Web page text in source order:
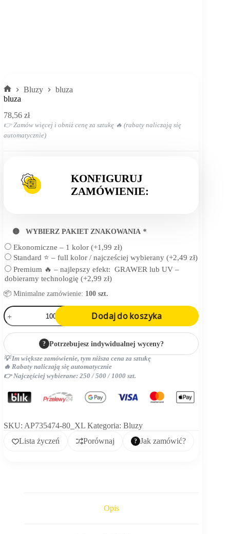
Strona
Bluzy
bluza
bluza
78,56 zł
👉 Zamów więcej i obniż cenę za sztukę 🔥 (rabaty naliczają się
automatycznie)
KONFIGURUJ
ZAMÓWIENIE:
🟡 WYBIERZ PAKIET ZNAKOWANIA *
Ekonomiczne – 1 kolor (+1,99 zł)
Standard ⭐ – full kolor / najcześciej wybierany (+2,49 zł)
Premium 🔥 – najlepszy efekt: GRAWER lub UV –
dobieramy technologię (+2,99 zł)
📦 Minimalne zamówienie: 100 szt.
ilość
bluza
Dodaj do koszyka
? Potrzebujesz indywidualnej wyceny?
💡 Im większe zamówienie, tym niższa cena za sztukę
🔥 Rabaty naliczają się automatycznie
👉 Najczęściej wybierane: 250 / 500 / 1000 szt.
SKU: AP735474-80_XL Kategoria: Bluzy
Lista życzeń
Porównaj Jak zamówić?
Opis